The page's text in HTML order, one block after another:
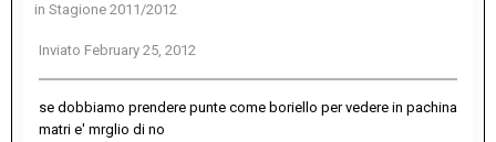
in Stagione 2011/2012
Inviato February 25, 2012
se dobbiamo prendere punte come boriello per vedere in pachina
matri e' mrglio di no